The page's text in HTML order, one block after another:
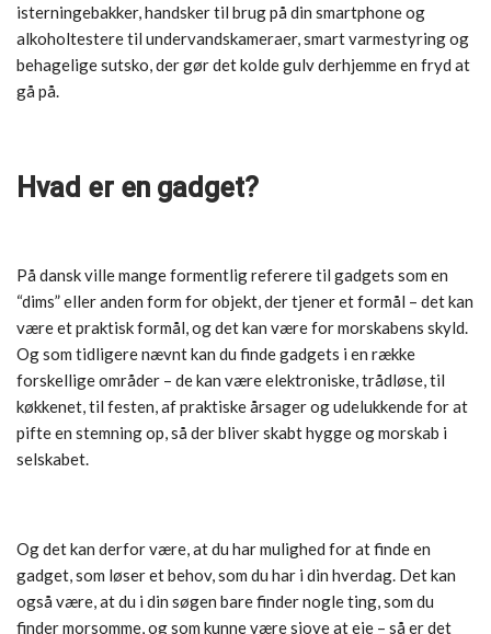
isterningebakker, handsker til brug på din smartphone og
alkoholtestere til undervandskameraer, smart varmestyring og
behagelige sutsko, der gør det kolde gulv derhjemme en fryd at
gå på.
Hvad er en gadget?
På dansk ville mange formentlig referere til gadgets som en
“dims” eller anden form for objekt, der tjener et formål – det kan
være et praktisk formål, og det kan være for morskabens skyld.
Og som tidligere nævnt kan du finde gadgets i en række
forskellige områder – de kan være elektroniske, trådløse, til
køkkenet, til festen, af praktiske årsager og udelukkende for at
pifte en stemning op, så der bliver skabt hygge og morskab i
selskabet.
Og det kan derfor være, at du har mulighed for at finde en
gadget, som løser et behov, som du har i din hverdag. Det kan
også være, at du i din søgen bare finder nogle ting, som du
finder morsomme, og som kunne være sjove at eje – så er det